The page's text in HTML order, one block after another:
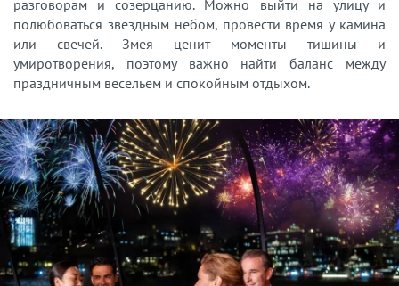
разговорам и созерцанию. Можно выйти на улицу и
полюбоваться звездным небом, провести время у камина
или свечей. Змея ценит моменты тишины и
умиротворения, поэтому важно найти баланс между
праздничным весельем и спокойным отдыхом.